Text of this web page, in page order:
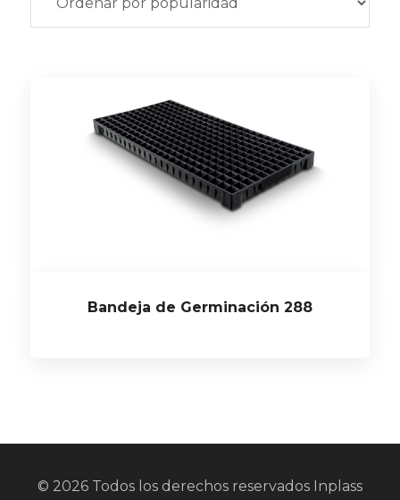
Bandeja de Germinación 288
© 2026 Todos los derechos reservados Inplass